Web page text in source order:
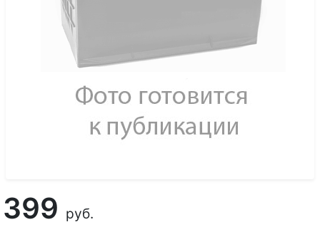
399 руб.